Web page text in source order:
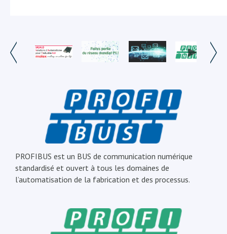
PROFIBUS est un BUS de communication numérique
standardisé et ouvert à tous les domaines de
l’automatisation de la fabrication et des processus.